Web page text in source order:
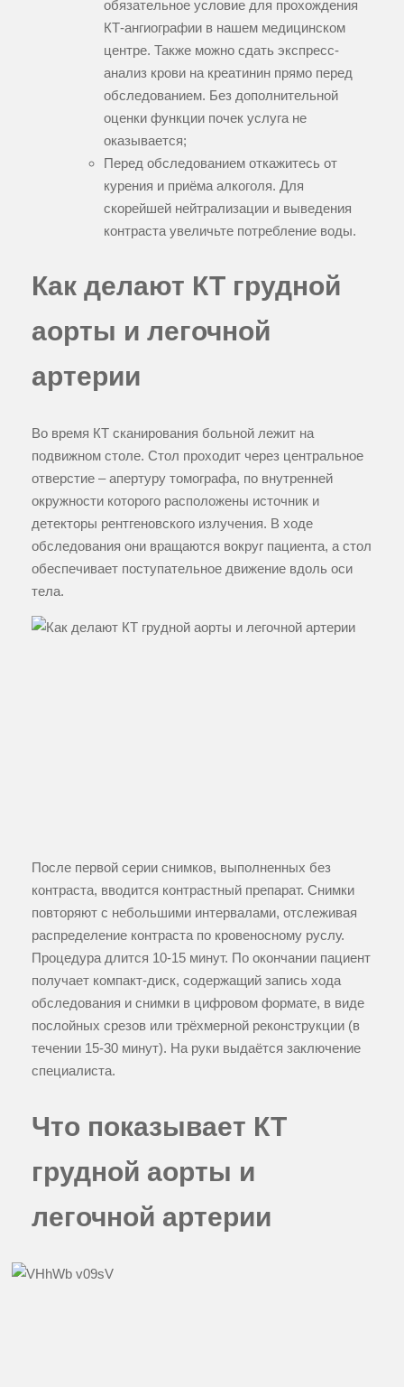
обязательное условие для прохождения
КТ-ангиографии в нашем медицинском
центре. Также можно сдать экспресс-
анализ крови на креатинин прямо перед
обследованием. Без дополнительной
оценки функции почек услуга не
оказывается;
Перед обследованием откажитесь от
курения и приёма алкоголя. Для
скорейшей нейтрализации и выведения
контраста увеличьте потребление воды.
Как делают КТ грудной
аорты и легочной
артерии
Во время КТ сканирования больной лежит на
подвижном столе. Стол проходит через центральное
отверстие – апертуру томографа, по внутренней
окружности которого расположены источник и
детекторы рентгеновского излучения. В ходе
обследования они вращаются вокруг пациента, а стол
обеспечивает поступательное движение вдоль оси
тела.
После первой серии снимков, выполненных без
контраста, вводится контрастный препарат. Снимки
повторяют с небольшими интервалами, отслеживая
распределение контраста по кровеносному руслу.
Процедура длится 10-15 минут. По окончании пациент
получает компакт-диск, содержащий запись хода
обследования и снимки в цифровом формате, в виде
послойных срезов или трёхмерной реконструкции (в
течении 15-30 минут). На руки выдаётся заключение
специалиста.
Что показывает КТ
грудной аорты и
легочной артерии